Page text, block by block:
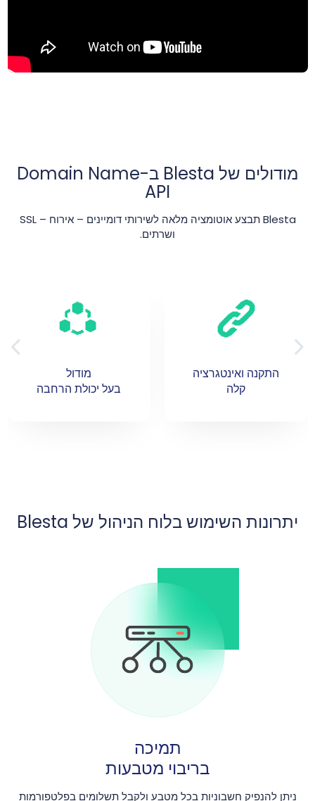
מודולים של Blesta ב-Domain Name
API
Blesta תבצע אוטומציה מלאה לשירותי דומיינים – אירוח – SSL
ושרתים.
התקנה ואינטגרציה
קלה
מודול
בעל יכולת הרחבה
יתרונות השימוש בלוח הניהול של Blesta
תמיכה
בריבוי מטבעות
ניתן להנפיק חשבוניות בכל מטבע ולקבל תשלומים בפלטפורמות